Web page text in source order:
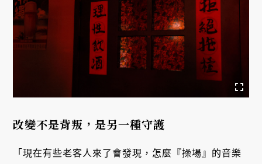
改變不是背叛，是另一種守護
「現在有些老客人來了會發現，怎麼『操場』的音樂